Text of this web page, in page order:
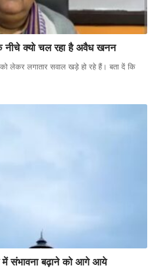
नीचे क्यो चल रहा है अवैध खनन
लेकर लगातार सवाल खड़े हो रहे हैं। बता दें कि
में संभावना बढ़ाने को आगे आये